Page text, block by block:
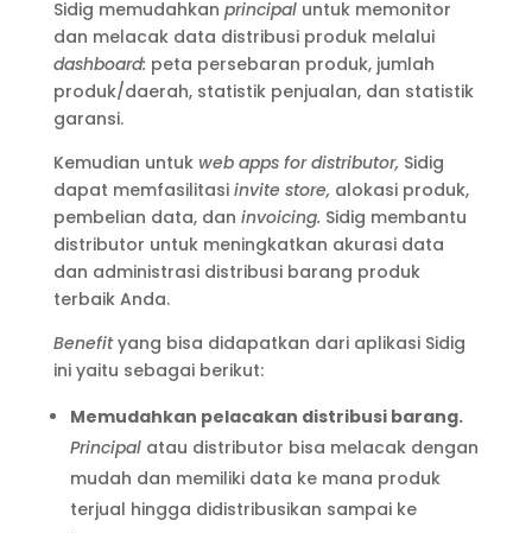
Sidig memudahkan principal untuk memonitor
dan melacak data distribusi produk melalui
dashboard: peta persebaran produk, jumlah
produk/daerah, statistik penjualan, dan statistik
garansi.
Kemudian untuk web apps for distributor, Sidig
dapat memfasilitasi invite store, alokasi produk,
pembelian data, dan invoicing. Sidig membantu
distributor untuk meningkatkan akurasi data
dan administrasi distribusi barang produk
terbaik Anda.
Benefityang bisa didapatkan dari aplikasi Sidig
ini yaitu sebagai berikut:
Memudahkan pelacakan distribusi barang.
Principalatau distributor bisa melacak dengan
mudah dan memiliki data ke mana produk
terjual hingga didistribusikan sampai ke